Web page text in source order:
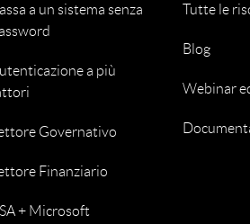
a un sistema senza
a più
Governativo
Finanziario
+ Microsoft
Tutte le
Blog
Webinar